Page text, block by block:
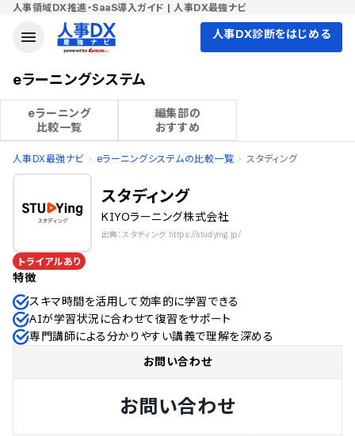
人事領域DX推進・SaaS導入ガイド | 人事DX最強ナビ
人事DX診断をはじめる
eラーニングシステム
eラーニング
比較一覧
編集部の
おすすめ
人事DX最強ナビ eラーニングシステムの比較一覧 スタディング
スタディング
KIYOラーニング株式会社
出典：スタディング https://studying.jp/
トライアルあり
特徴
スキマ時間を活用して効率的に学習できる
AIが学習状況に合わせて復習をサポート
専門講師による分かりやすい講義で理解を深める
お問い合わせ
お問い合わせ